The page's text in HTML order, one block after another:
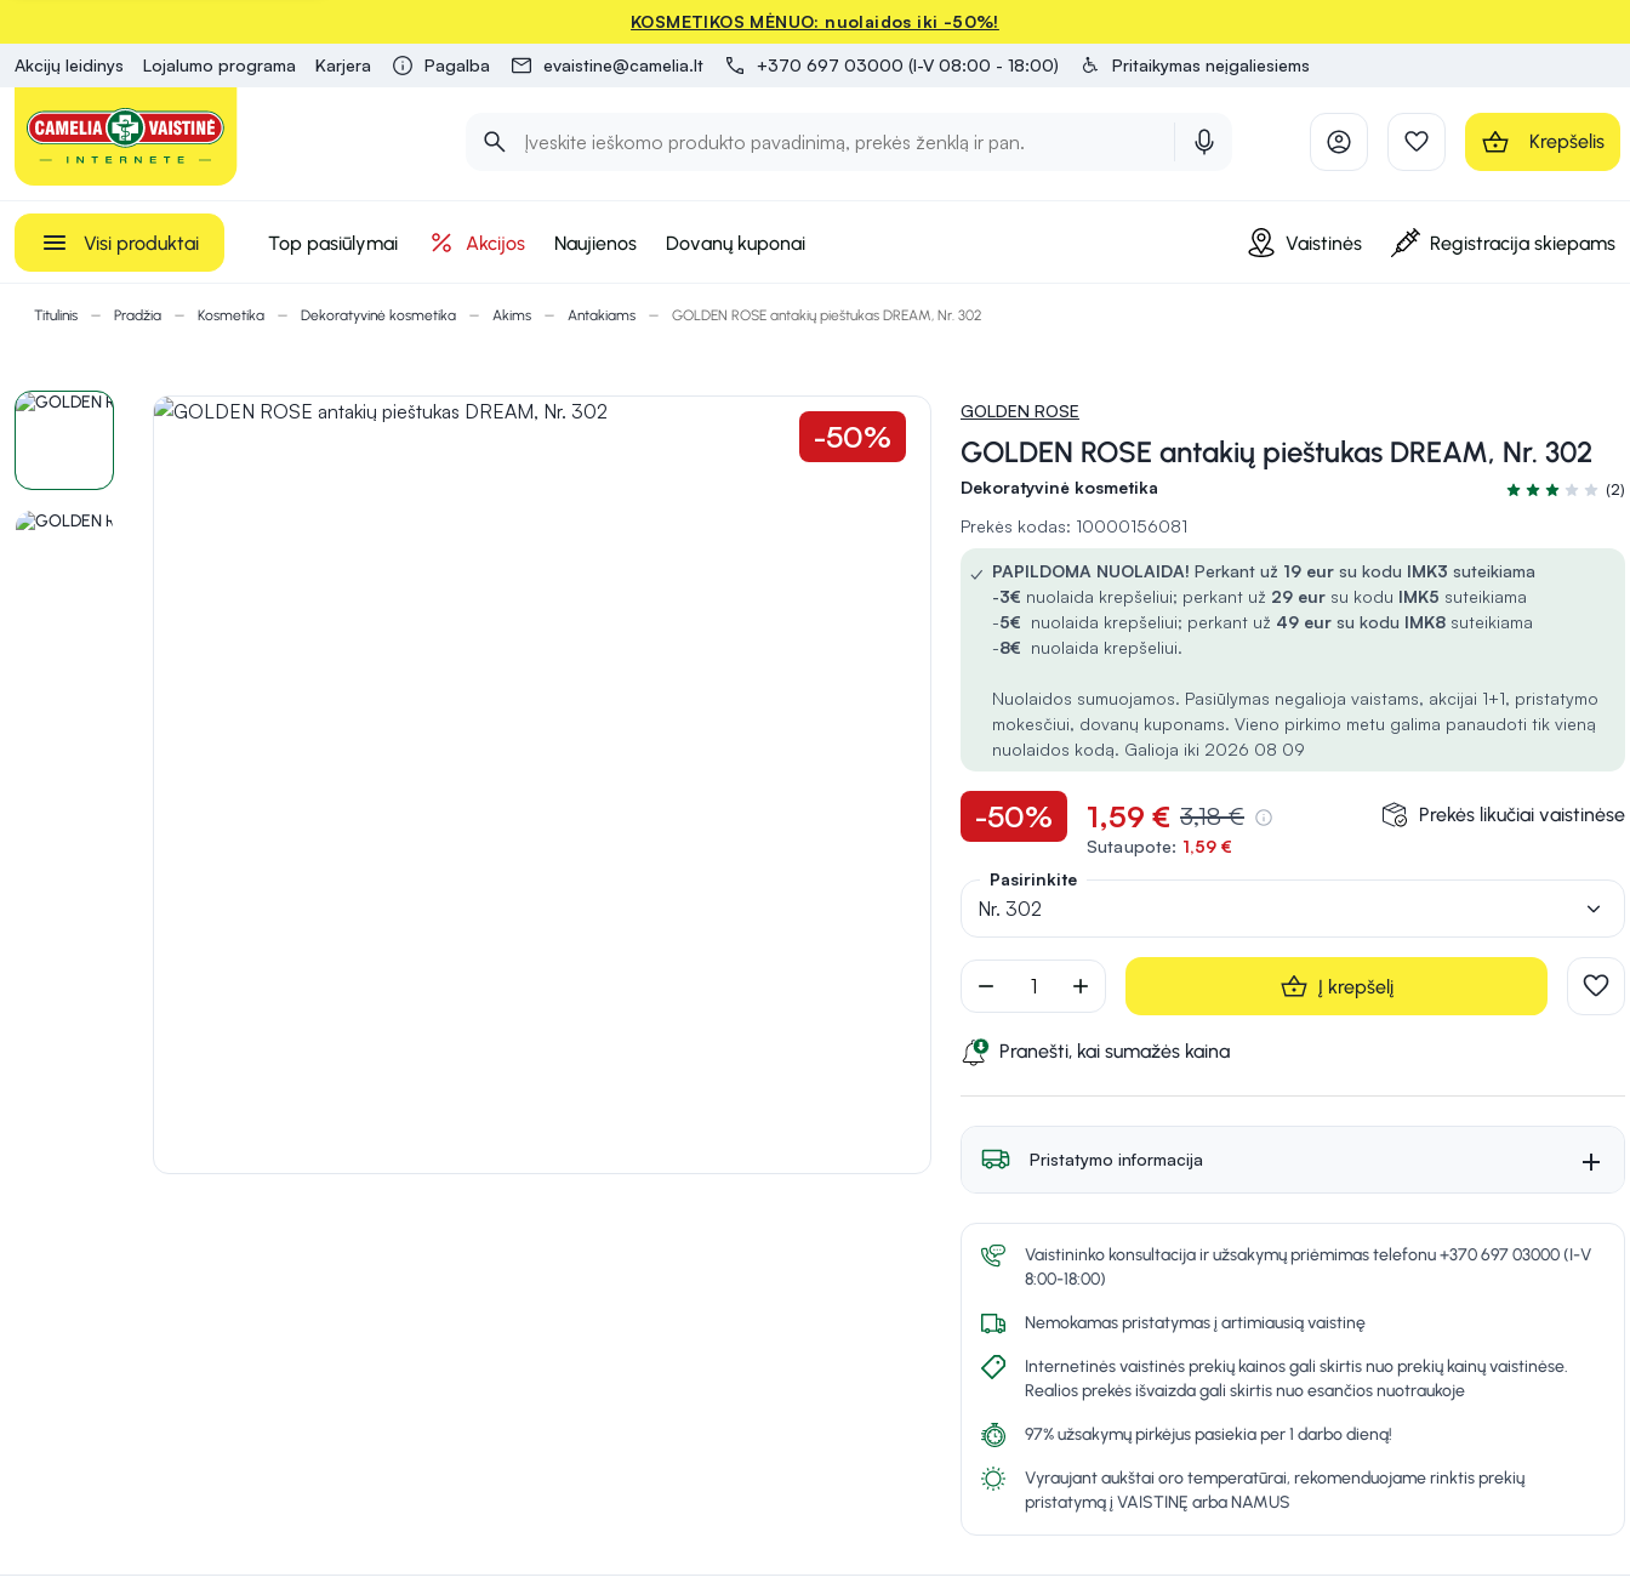
KOSMETIKOS MĖNUO: nuolaidos iki -50%!
Akcijų leidinys Lojalumo programa Karjera Pagalba evaistine@camelia.lt +370 697 03000 (I-V 08:00 - 18:00) Pritaikymas neįgaliesiems
Krepšelis
Visi produktai Top pasiūlymai Akcijos Naujienos Dovanų kuponai Vaistinės Registracija skiepams
Titulinis Pradžia Kosmetika Dekoratyvinė kosmetika Akims Antakiams GOLDEN ROSE antakių pieštukas DREAM, Nr. 302
-50%
GOLDEN ROSE
GOLDEN ROSE antakių pieštukas DREAM, Nr. 302
Dekoratyvinė kosmetika
Įvertinimas
(2)
Prekės kodas: 10000156081
✓ PAPILDOMA NUOLAIDA! Perkant už 19 eur su kodu IMK3 suteikiama
-3€ nuolaida krepšeliui; perkant už 29 eur su kodu IMK5 suteikiama
-5€ nuolaida krepšeliui; perkant už 49 eur su kodu IMK8 suteikiama
-8€ nuolaida krepšeliui.
Nuolaidos sumuojamos. Pasiūlymas negalioja vaistams, akcijai 1+1, pristatymo
mokesčiui, dovanų kuponams. Vieno pirkimo metu galima panaudoti tik vieną
nuolaidos kodą. Galioja iki 2026 08 09
-50% 1,59 € 3,18 €
Sutaupote: 1,59 €
Prekės likučiai vaistinėse
Pasirinkite
Nr. 302
remove add Į krepšelį
Pranešti, kai sumažės kaina
Pristatymo informacija
Vaistininko konsultacija ir užsakymų priėmimas telefonu +370 697 03000 (I-V
8:00-18:00)
Nemokamas pristatymas į artimiausią vaistinę
Internetinės vaistinės prekių kainos gali skirtis nuo prekių kainų vaistinėse.
Realios prekės išvaizda gali skirtis nuo esančios nuotraukoje
97% užsakymų pirkėjus pasiekia per 1 darbo dieną!
Vyraujant aukštai oro temperatūrai, rekomenduojame rinktis prekių
pristatymą į VAISTINĘ arba NAMUS